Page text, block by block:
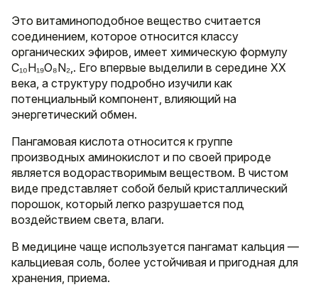
Это витаминоподобное вещество считается
соединением, которое относится классу
органических эфиров, имеет химическую формулу
C₁₀H₁₉O₈N₂,. Его впервые выделили в середине XX
века, а структуру подробно изучили как
потенциальный компонент, влияющий на
энергетический обмен.
Пангамовая кислота относится к группе
производных аминокислот и по своей природе
является водорастворимым веществом. В чистом
виде представляет собой белый кристаллический
порошок, который легко разрушается под
воздействием света, влаги.
В медицине чаще используется пангамат кальция —
кальциевая соль, более устойчивая и пригодная для
хранения, приема.